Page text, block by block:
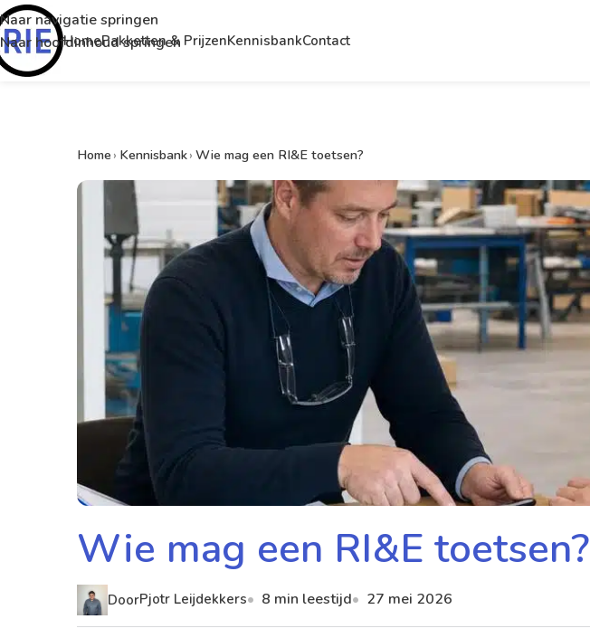
Naar navigatie springen
Naar hoofdinhoud springen
HomePakketten & PrijzenKennisbankContact
Home › Kennisbank› Wie mag een RI&E toetsen?
Wie mag een RI&E toetsen?
DoorPjotr Leijdekkers 8 min leestijd 27 mei 2026